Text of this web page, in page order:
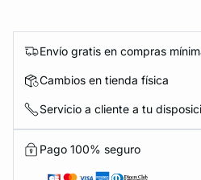
Envío gratis en compras
Cambios en tienda física
Servicio a cliente a tu
Pago 100% seguro